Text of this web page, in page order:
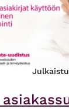
Julkaistu